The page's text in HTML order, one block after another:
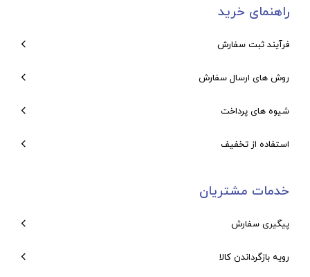
راهنمای خرید
فرآیند ثبت سفارش
روش های ارسال سفارش
شیوه های پرداخت
استفاده از تخفیف
خدمات مشتریان
پیگیری سفارش
رویه بازگرداندن کالا